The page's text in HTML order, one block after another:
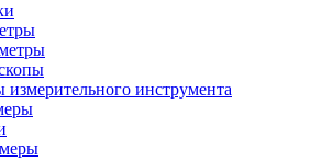
инструмента